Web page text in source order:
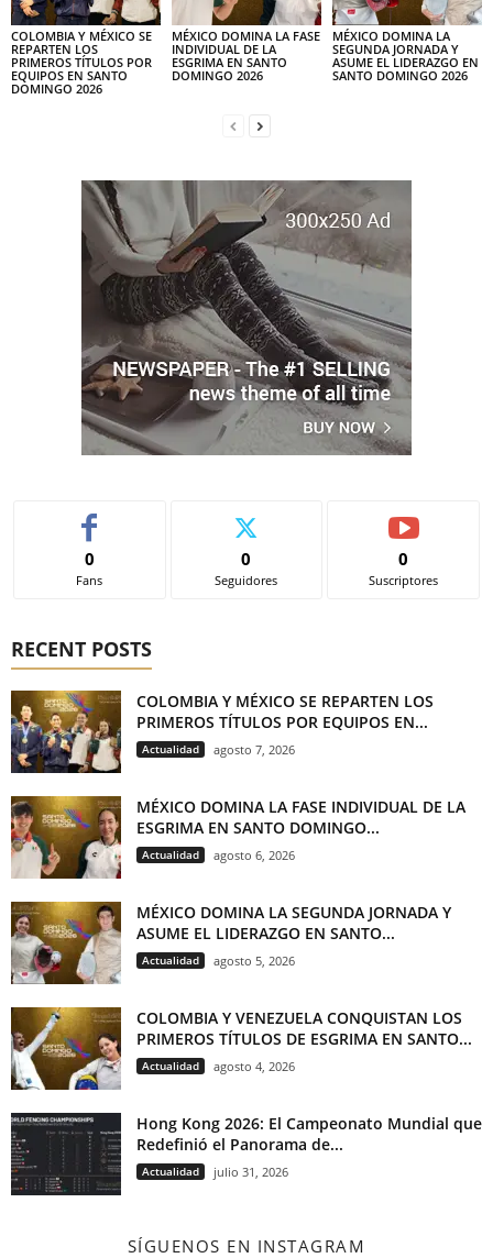
COLOMBIA Y MÉXICO SE
REPARTEN LOS
PRIMEROS TÍTULOS POR
EQUIPOS EN SANTO
DOMINGO 2026
MÉXICO DOMINA LA FASE
INDIVIDUAL DE LA
ESGRIMA EN SANTO
DOMINGO 2026
MÉXICO DOMINA LA
SEGUNDA JORNADA Y
ASUME EL LIDERAZGO EN
SANTO DOMINGO 2026
0
Fans
0
Seguidores
0
Suscriptores
RECENT POSTS
COLOMBIA Y MÉXICO SE REPARTEN LOS
PRIMEROS TÍTULOS POR EQUIPOS EN...
Actualidad agosto 7, 2026
MÉXICO DOMINA LA FASE INDIVIDUAL DE LA
ESGRIMA EN SANTO DOMINGO...
Actualidad agosto 6, 2026
MÉXICO DOMINA LA SEGUNDA JORNADA Y
ASUME EL LIDERAZGO EN SANTO...
Actualidad agosto 5, 2026
COLOMBIA Y VENEZUELA CONQUISTAN LOS
PRIMEROS TÍTULOS DE ESGRIMA EN SANTO...
Actualidad agosto 4, 2026
Hong Kong 2026: El Campeonato Mundial que
Redefinió el Panorama de...
Actualidad julio 31, 2026
SÍGUENOS EN INSTAGRAM